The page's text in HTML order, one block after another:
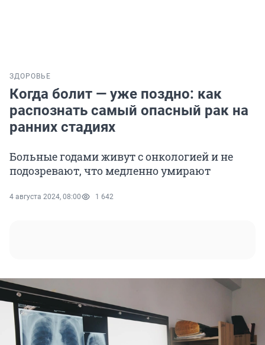
ЗДОРОВЬЕ
Когда болит — уже поздно: как
распознать самый опасный рак на
ранних стадиях
Больные годами живут с онкологией и не
подозревают, что медленно умирают
4 августа 2024, 08:00 1 642